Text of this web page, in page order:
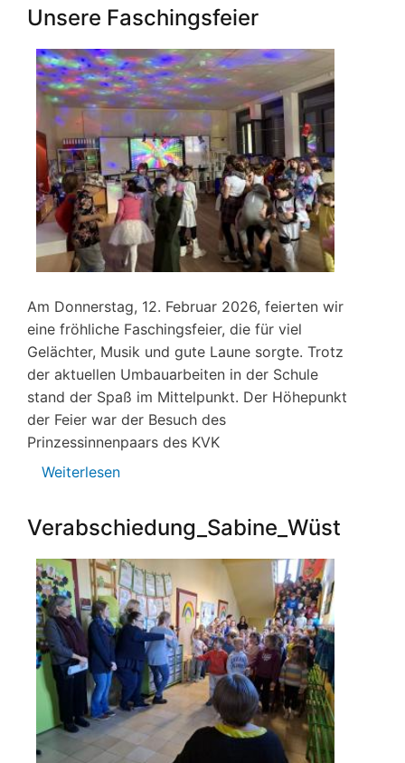
Buches
2026
Unsere Faschingsfeier
Am Donnerstag, 12. Februar 2026, feierten wir
eine fröhliche Faschingsfeier, die für viel
Gelächter, Musik und gute Laune sorgte. Trotz
der aktuellen Umbauarbeiten in der Schule
stand der Spaß im Mittelpunkt. Der Höhepunkt
der Feier war der Besuch des
Prinzessinnenpaars des KVK
Weiterlesen
Faschingsfeier
Verabschiedung_Sabine_Wüst